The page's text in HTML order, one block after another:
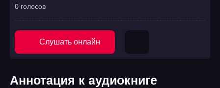
0 голосов
Слушать онлайн
Аннотация к аудиокниге